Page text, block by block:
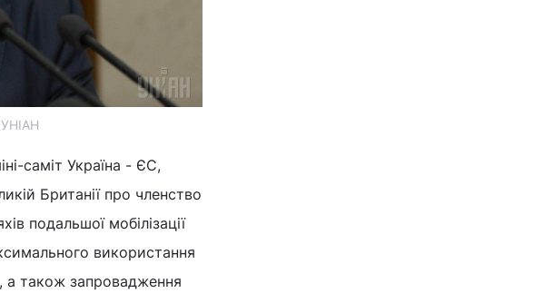
саміт Україна - ЄС,
Британії про членство
подальшої мобілізації
використання
а також запровадження